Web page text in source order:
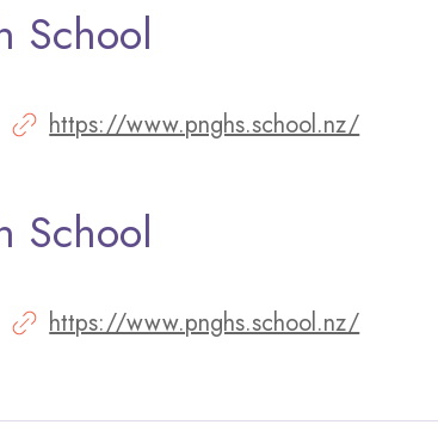
School
https://www.pnghs.school.nz/
School
https://www.pnghs.school.nz/